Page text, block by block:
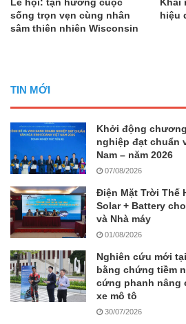
sống trọn vẹn cùng nhân
sâm thiên nhiên Wisconsin
hiệu
TIN MỚI
Khởi động
nghiệp đạt chuẩn
Nam – năm 2026
07/08/2026
Điện Mặt Trời Thế
Solar + Battery
và Nhà máy
01/08/2026
Nghiên cứu mới
bằng chứng tiềm
cứng phanh nâng
xe mô tô
30/07/2026